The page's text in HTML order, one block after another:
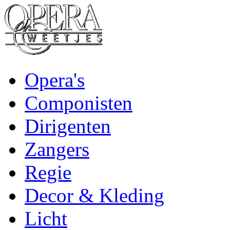
Opera's
Componisten
Dirigenten
Zangers
Regie
Decor & Kleding
Licht